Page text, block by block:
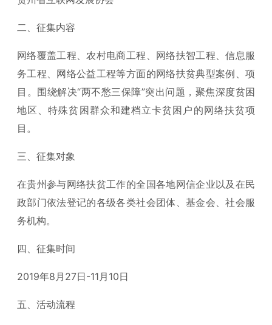
二、征集内容
网络覆盖工程、农村电商工程、网络扶智工程、信息服
务工程、网络公益工程等方面的网络扶贫典型案例、项
目。围绕解决“两不愁三保障”突出问题，聚焦深度贫困
地区、特殊贫困群众和建档立卡贫困户的网络扶贫项
目。
三、征集对象
在贵州参与网络扶贫工作的全国各地网信企业以及在民
政部门依法登记的各级各类社会团体、基金会、社会服
务机构。
四、征集时间
2019年8月27日-11月10日
五、活动流程